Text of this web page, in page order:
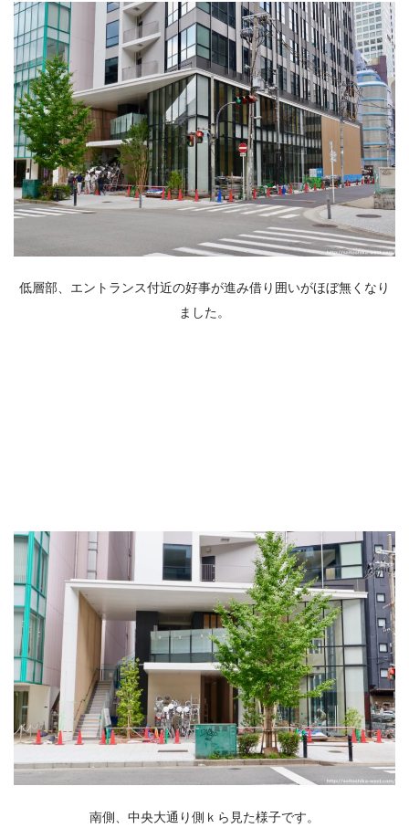
低層部、エントランス付近の好事が進み借り囲いがほぼ無くなり
ました。
南側、中央大通り側ｋら見た様子です。